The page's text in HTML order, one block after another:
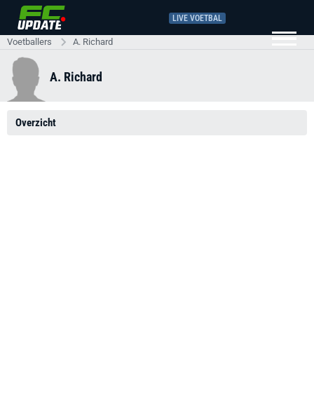
LIVE VOETBAL
Voetballers A. Richard
A. Richard
Overzicht